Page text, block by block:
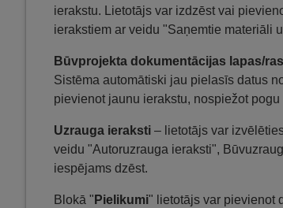
ierakstu. Lietotājs var izdzēst vai
ierakstiem ar veidu "Saņemtie materiāli
Būvprojekta dokumentācijas lapas/
Sistēma automātiski jau pielasīs datus
pievienot jaunu ierakstu, nospiežot pogu
Uzrauga ieraksti – lietotājs var
veidu "Autoruzrauga ieraksti",
iespējams dzēst.
Blokā " Pielikumi" lietotājs var pievienot